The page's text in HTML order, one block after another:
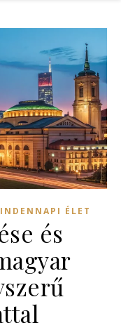
ÉLET
és